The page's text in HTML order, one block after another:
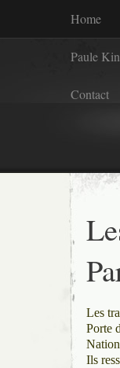
Home
Paule
Contact
Les
Porte
Ils